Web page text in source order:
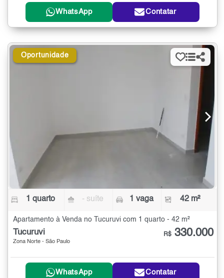
WhatsApp Contatar
Oportunidade
1 quarto - suíte 1 vaga 42 m²
Apartamento à Venda no Tucuruvi com 1 quarto - 42 m²
Tucuruvi
Zona Norte - São Paulo
R$ 330.000
WhatsApp Contatar